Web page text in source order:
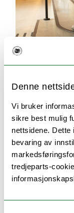
Denne
Vi bruker
sikre best mulig
nettsidene.
bevaring av
tredjeparts-
Søking
Her finner du
på søknaden